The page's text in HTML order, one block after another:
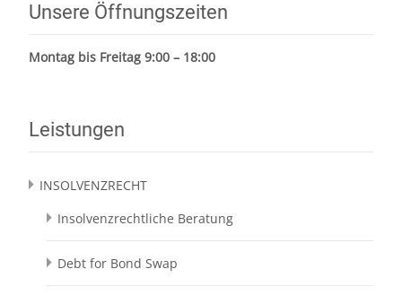
Unsere Öffnungszeiten
Montag bis Freitag 9:00 – 18:00
Leistungen
INSOLVENZRECHT
Insolvenzrechtliche Beratung
Debt for Bond Swap